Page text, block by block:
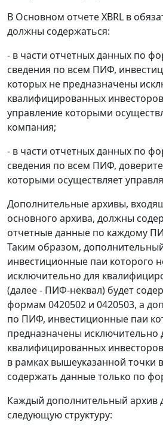
В Основном отчете XBRL в
должны содержаться:
- в части отчетных данных по
сведения по всем ПИФ,
которых не предназначены
квалифицированных
управление которыми
компания;
- в части отчетных данных по
сведения по всем ПИФ,
которыми осуществляет
Дополнительные архивы,
основного архива, должны
отчетные данные по каждому
Таким образом,
инвестиционные паи которого
исключительно для
(далее - ПИФ-неквал) будет
формам 0420502 и 0420503, а
по ПИФ, инвестиционные паи
предназначены исключительно
квалифицированных
в рамках вышеуказанной точки
содержать данные только по
Каждый дополнительный архив
следующую структуру: